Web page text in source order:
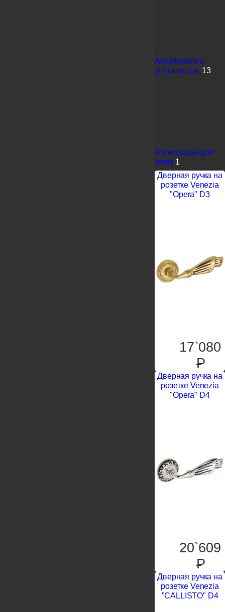
Антипороги и
уплотнитель 13
Аксессуары для
дома 1
Дверная ручка на
розетке Venezia
"Opera" D3
17`080
P
Дверная ручка на
розетке Venezia
"Opera" D4
20`609
P
Дверная ручка на
розетке Venezia
"CALLISTO" D4